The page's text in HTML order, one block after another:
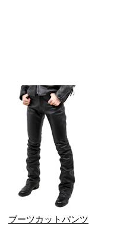
ブーツカットパンツ